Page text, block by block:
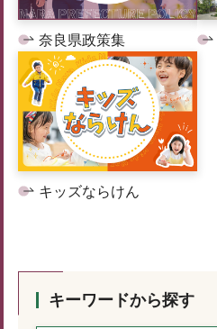
奈良県政策集
キッズならけん
キーワードから探す